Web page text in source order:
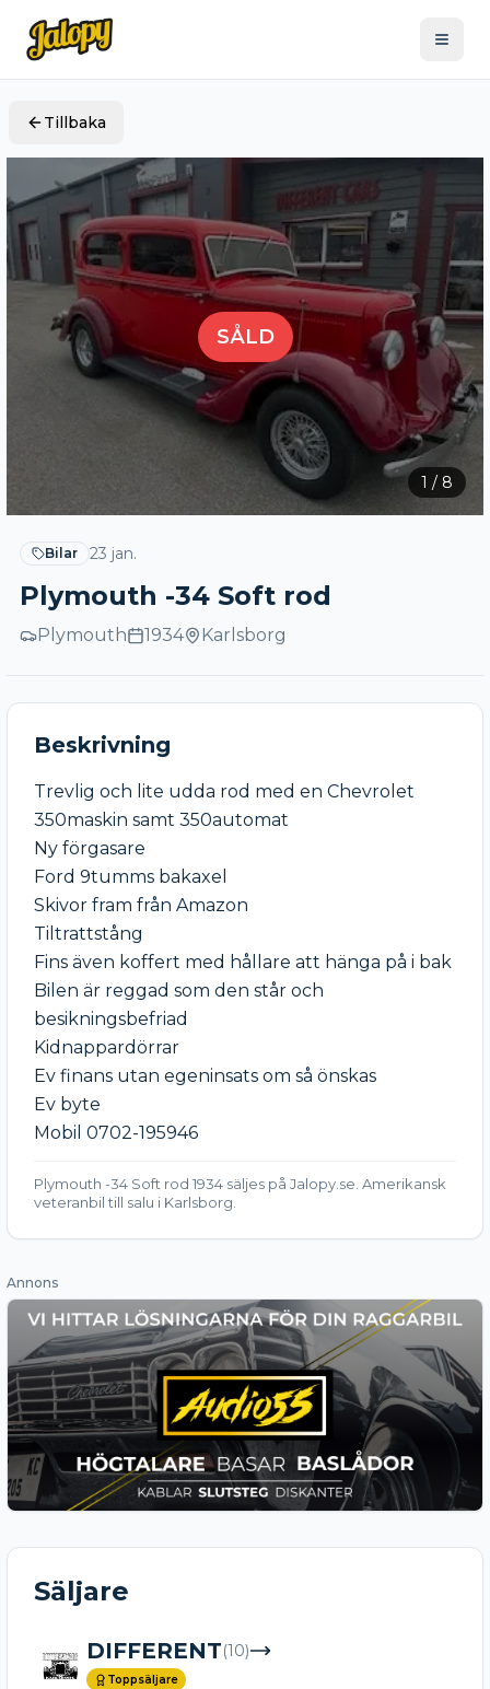
Tillbaka
SÅLD
1 / 8
Bilar 23 jan.
Plymouth -34 Soft rod
Plymouth 1934 Karlsborg
Beskrivning
Trevlig och lite udda rod med en Chevrolet
350maskin samt 350automat
Ny förgasare
Ford 9tumms bakaxel
Skivor fram från Amazon
Tiltrattstång
Fins även koffert med hållare att hänga på i bak
Bilen är reggad som den står och
besikningsbefriad
Kidnappardörrar
Ev finans utan egeninsats om så önskas
Ev byte
Mobil 0702-195946
Plymouth -34 Soft rod 1934 säljes på Jalopy.se. Amerikansk
veteranbil till salu i Karlsborg.
Annons
Säljare
DIFFERENT(10)
Toppsäljare